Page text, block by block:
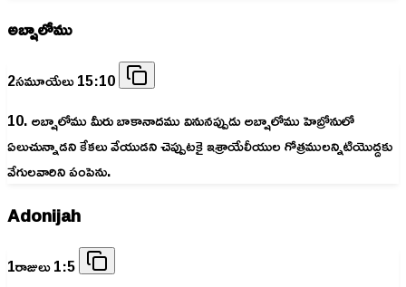
అబ్షాలోము
2సమూయేలు 15:10
10. అబ్షాలోము మీరు బాకానాదము వినునప్పుడు అబ్షాలోము హెబ్రోనులో
ఏలుచున్నాడని కేకలు వేయుడని చెప్పుటకై ఇశ్రాయేలీయుల గోత్రములన్నిటియొద్దకు
వేగులవారిని పంపెను.
Adonijah
1రాజులు 1:5